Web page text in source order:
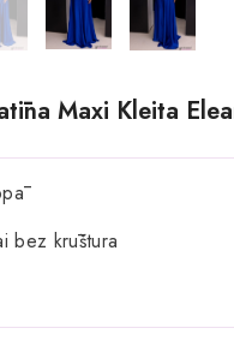
Maxi Kleita
bez krūštura